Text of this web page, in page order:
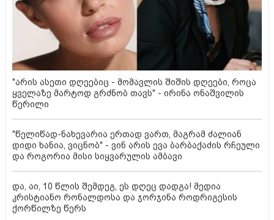
"არის ასეთი დღეებიც - მომავლის შიშის დღეები, როცა
ყველაზე მარტოდ გრძნობ თავს" - ირინა ონაშვილის
წერილი
"წელიწად-ნახევარია ერთად ვართ, მაგრამ ძალიან
დიდი ხანია, ვიცნობ" - ვინ არის ევა ბარბაქაძის რჩეული
და როგორია მისი სიყვარულის ამბავი
და, აი, 10 წლის შემდეგ, ეს დღეც დადგა! მედია
კრისტიანო რონალდოსა და ჯორჯინა როდრიგესის
ქორწილზე წერს